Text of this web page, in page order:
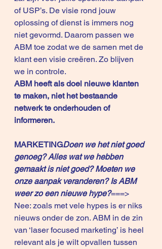
of USP’s. De visie rond jouw
oplossing of dienst is immers nog
niet gevormd. Daarom passen we
ABM toe zodat we de samen met de
klant een visie creëren. Zo blijven
we in controle.
ABM heeft als doel nieuwe klanten
te maken, niet het bestaande
netwerk te onderhouden of
informeren.
MARKETINGDoen we het niet goed
genoeg? Alles wat we hebben
gemaakt is niet goed? Moeten we
onze aanpak veranderen? Is ABM
weer zo een nieuwe hype?===>
Nee: zoals met vele hypes is er niks
nieuws onder de zon. ABM in de zin
van ‘laser focused marketing’ is heel
relevant als je wilt opvallen tussen